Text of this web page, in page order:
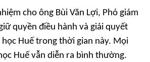
cho ông Bùi Văn Lợi, Phó giám
quyền điều hành và giải quyết
học Huế trong thời gian này. Mọi
Huế vẫn diễn ra bình thường.